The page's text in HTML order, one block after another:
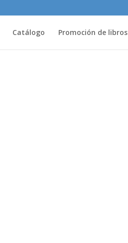
Catálogo Promoción de libros